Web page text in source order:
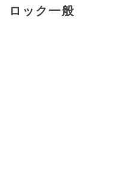
ロック一般